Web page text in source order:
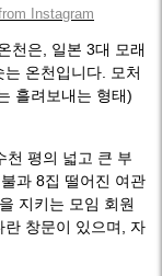
Instagram
천은, 일본 3대 모래
온천입니다. 모처
흘려보내는 형태)
천 평의 넓고 큰 부
과 8집 떨어진 여관
지키는 모임 회원
란 창문이 있으며, 자